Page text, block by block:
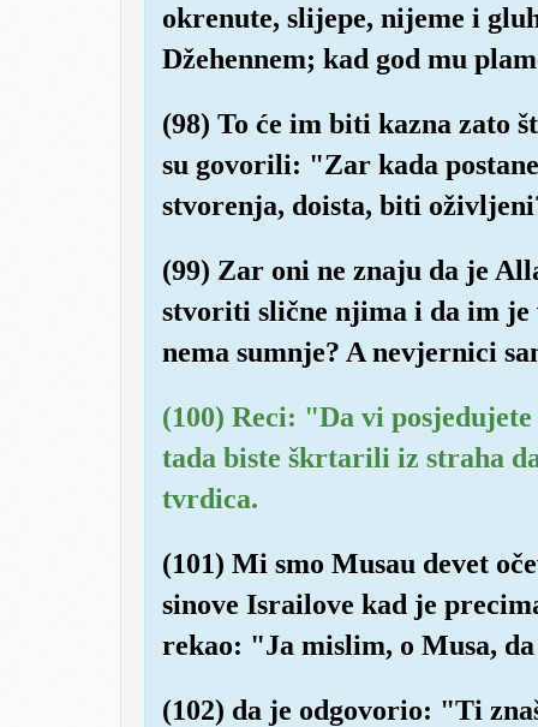
okrenute, slijepe, nijeme i
Džehennem; kad god mu
(98) To će im biti kazna zato
su govorili: "Zar kada
stvorenja, doista, biti
(99) Zar oni ne znaju da je
stvoriti slične njima i da im
nema sumnje? A nevjernici
(100) Reci: "Da vi
tada biste škrtarili iz straha
tvrdica.
(101) Mi smo Musau devet
sinove Israilove kad je
rekao: "Ja mislim, o Musa,
(102) da je odgovorio: "Ti